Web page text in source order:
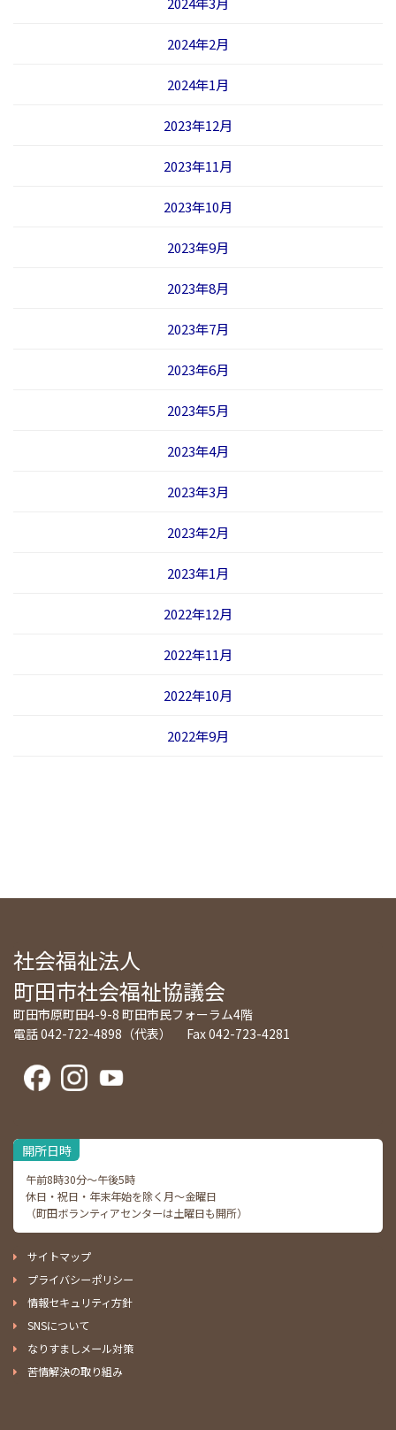
2024年2月
2024年1月
2023年12月
2023年11月
2023年10月
2023年9月
2023年8月
2023年7月
2023年6月
2023年5月
2023年4月
2023年3月
2023年2月
2023年1月
2022年12月
2022年11月
2022年10月
2022年9月
社会福祉法人
町田市社会福祉協議会
町田市原町田4-9-8 町田市民フォーラム4階
電話 042-722-4898（代表） Fax 042-723-4281
開所日時
午前8時30分～午後5時
休日・祝日・年末年始を除く月～金曜日
（町田ボランティアセンターは土曜日も開所）
サイトマップ
プライバシーポリシー
情報セキュリティ方針
SNSについて
なりすましメール対策
苦情解決の取り組み